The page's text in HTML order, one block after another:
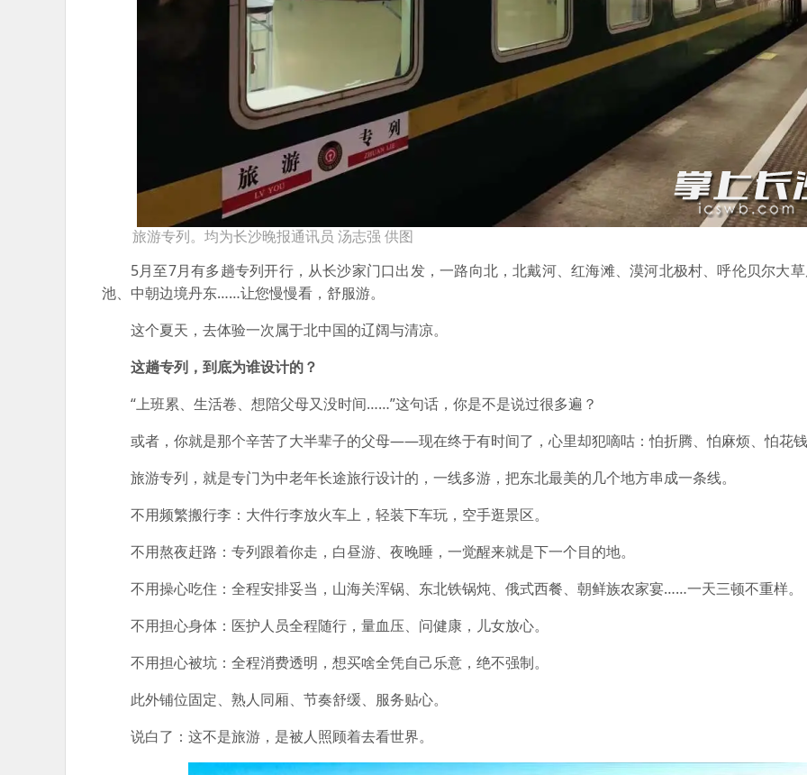
旅游专列。均为长沙晚报通讯员 汤志强 供图
5月至7月有多趟专列开行，从长沙家门口出发，一路向北，北戴河、红海滩、漠河北极村、呼伦贝尔大
池、中朝边境丹东……让您慢慢看，舒服游。
这个夏天，去体验一次属于北中国的辽阔与清凉。
这趟专列，到底为谁设计的？
“上班累、生活卷、想陪父母又没时间……”这句话，你是不是说过很多遍？
或者，你就是那个辛苦了大半辈子的父母——现在终于有时间了，心里却犯嘀咕：怕折腾、怕麻烦、怕花钱
旅游专列，就是专门为中老年长途旅行设计的，一线多游，把东北最美的几个地方串成一条线。
不用频繁搬行李：大件行李放火车上，轻装下车玩，空手逛景区。
不用熬夜赶路：专列跟着你走，白昼游、夜晚睡，一觉醒来就是下一个目的地。
不用操心吃住：全程安排妥当，山海关浑锅、东北铁锅炖、俄式西餐、朝鲜族农家宴……一天三顿不重样。
不用担心身体：医护人员全程随行，量血压、问健康，儿女放心。
不用担心被坑：全程消费透明，想买啥全凭自己乐意，绝不强制。
此外铺位固定、熟人同厢、节奏舒缓、服务贴心。
说白了：这不是旅游，是被人照顾着去看世界。